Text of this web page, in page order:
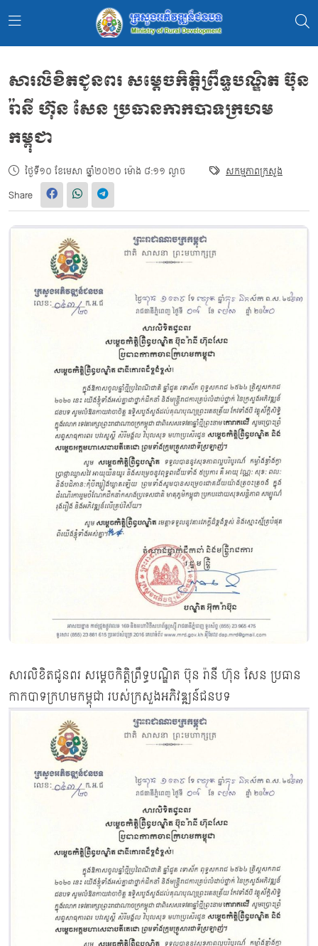
សារលិខិតជូនពរ សម្តេចកិត្តិព្រឹទ្ធបណ្ឌិត ប៊ុន
រ៉ានី ហ៊ុន សែន ប្រធានកាកបាទក្រហម
កម្ពុជា
ថ្ងៃទី១០ ខែមេសា ឆ្នាំ២០២០ ម៉ោង ៨:១១ ល្ងាច សកម្មភាពក្រសួង
Share
សារលិខិតជូនពរ សម្តេចកិត្តិព្រឹទ្ធបណ្ឌិត ប៊ុន រ៉ានី ហ៊ុន សែន ប្រធាន
កាកបាទក្រហមកម្ពុជា របស់ក្រសួងអភិវឌ្ឍន៍ជនបទ